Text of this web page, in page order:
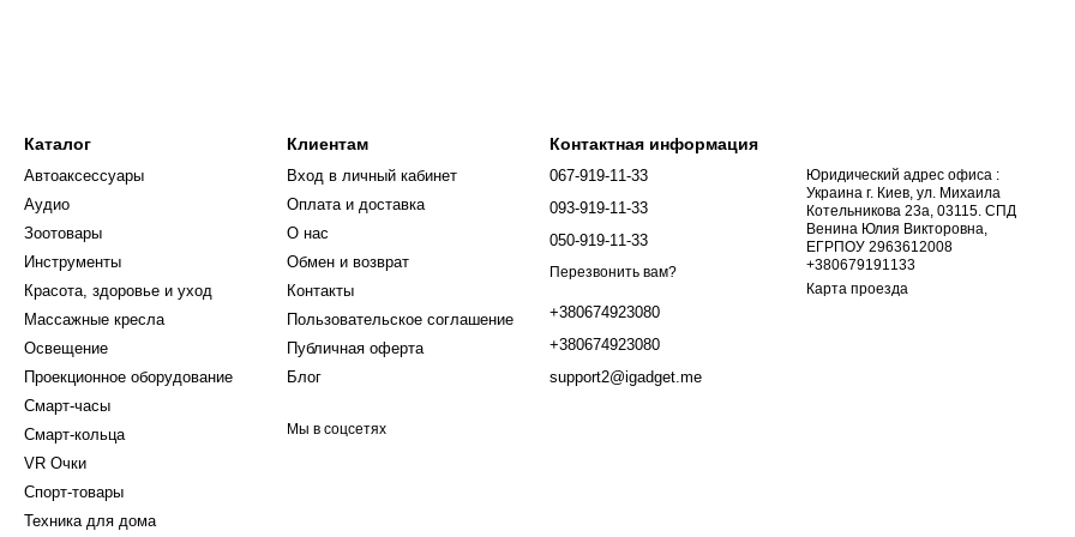
Начинайте выдыхать воздух в камеру
Под экраном расположен индикатор, который
(желтым цветом) и высокий уровень (красный
Каталог
Автоаксессуары
Аудио
Зоотовары
Инструменты
Красота, здоровье и уход
Массажные кресла
Освещение
Проекционное оборудование
Смарт-часы
Смарт-кольца
VR Очки
Спорт-товары
Техника для дома
Клиентам
Вход в личный кабинет
Оплата и доставка
О нас
Обмен и возврат
Контакты
Пользовательское соглашение
Публичная оферта
Блог
Мы в соцсетях
Контактная информация
067-919-11-33
093-919-11-33
050-919-11-33
Перезвонить вам?
+380674923080
+380674923080
support2@igadget.me
Юридический адрес офиса :
Украина г. Киев, ул. Михаила
Котельникова 23а, 03115. СПД
Венина Юлия Викторовна,
ЕГРПОУ 2963612008
+380679191133
Карта проезда